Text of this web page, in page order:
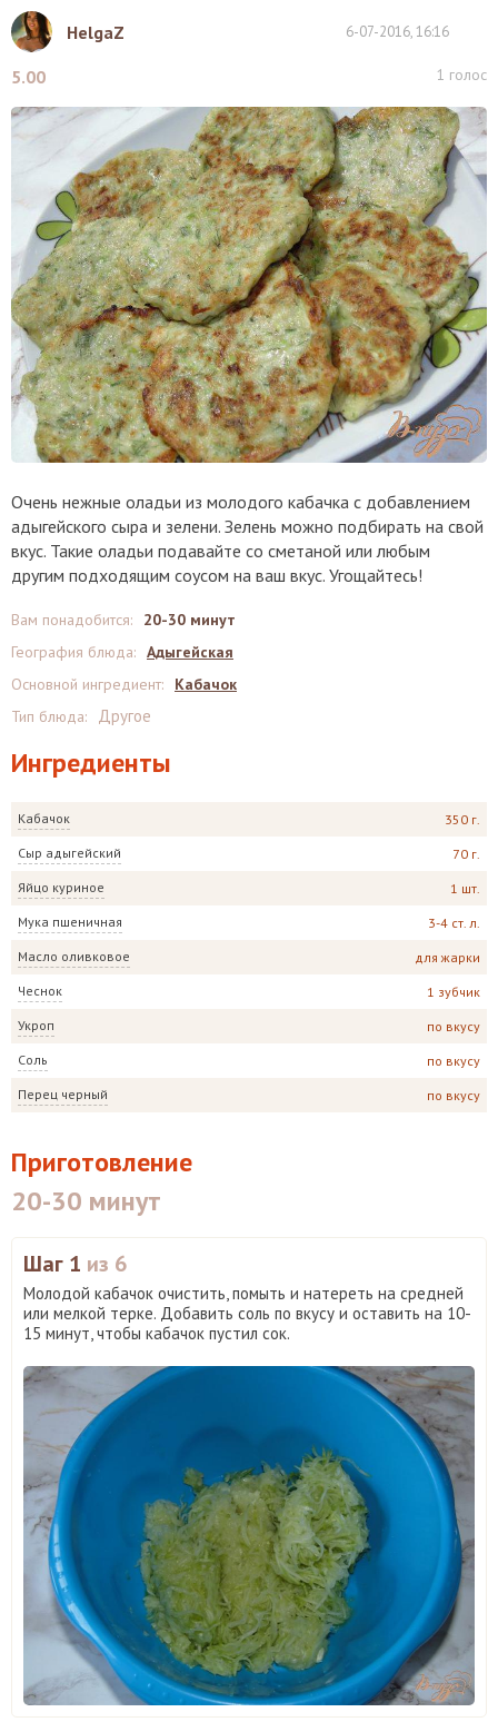
HelgaZ 6-07-2016, 16:16
5.00 1 голос
Очень нежные оладьи из молодого кабачка с добавлением
адыгейского сыра и зелени. Зелень можно подбирать на свой
вкус. Такие оладьи подавайте со сметаной или любым
другим подходящим соусом на ваш вкус. Угощайтесь!
Ингредиенты
Кабачок 350 г.
Сыр адыгейский 70 г.
Яйцо куриное 1 шт.
Мука пшеничная 3-4 ст. л.
Масло оливковое для жарки
Чеснок 1 зубчик
Укроп по вкусу
Соль по вкусу
Перец черный по вкусу
Вам понадобится:
20-30 минут
География блюда: Адыгейская
Основной ингредиент:
Кабачок
Тип блюда: Другое
Приготовление
20-30 минут
Шаг 1 из 6
Молодой кабачок очистить, помыть и натереть на средней
или мелкой терке. Добавить соль по вкусу и оставить на 10-
15 минут, чтобы кабачок пустил сок.